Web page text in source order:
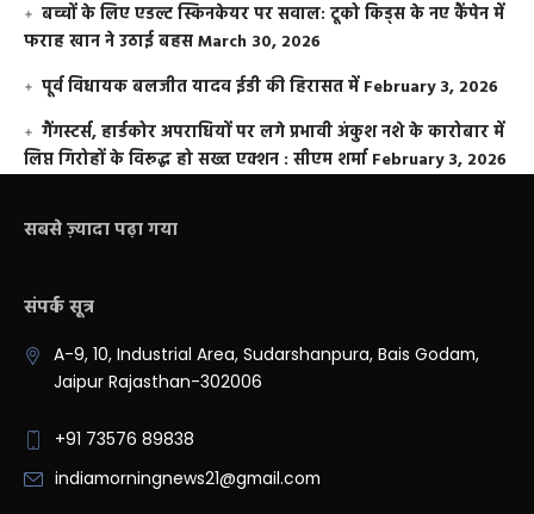
बच्चों के लिए एडल्ट स्किनकेयर पर सवाल: टूको किड्स के नए कैंपेन में
फराह खान ने उठाई बहसMarch 30, 2026
पूर्व विधायक बलजीत यादव ईडी की हिरासत में February 3, 2026
गैंगस्टर्स, हार्डकोर अपराधियों पर लगे प्रभावी अंकुश नशे के कारोबार में
लिप्त गिरोहों के विरूद्ध हो सख्त एक्शन : सीएम शर्मा February 3, 2026
सबसे ज़्यादा पढ़ा गया
संपर्क सूत्र
A-9, 10, Industrial Area, Sudarshanpura, Bais Godam,
Jaipur Rajasthan-302006
+91 73576 89838
indiamorningnews21@gmail.com